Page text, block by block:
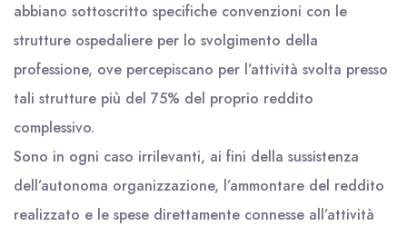
abbiano sottoscritto specifiche convenzioni con le
strutture ospedaliere per lo svolgimento della
professione, ove percepiscano per l’attività svolta presso
tali strutture più del 75% del proprio reddito
complessivo.
Sono in ogni caso irrilevanti, ai fini della sussistenza
dell’autonoma organizzazione, l’ammontare del reddito
realizzato e le spese direttamente connesse all’attività